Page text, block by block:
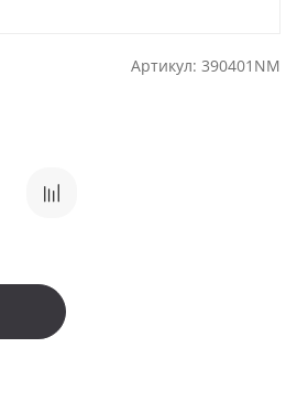
Артикул: 390401NM